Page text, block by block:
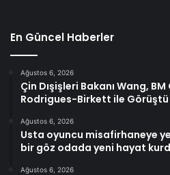
En Güncel Haberler
Ağustos 6, 2026
Çin Dışişleri Bakanı Wang,
Rodrigues-Birkett ile Görüştü
Ağustos 6, 2026
Usta oyuncu misafirhaneye
bir göz odada yeni hayat
Ağustos 6, 2026